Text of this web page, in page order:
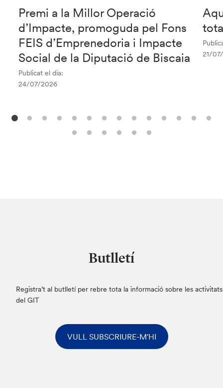
Premi a la Millor Operació
d’Impacte, promoguda pel Fons
FEIS d’Emprenedoria i Impacte
Social de la Diputació de Biscaia
Publicat el dia:
24/07/2026
21/
Butlletí
Registra’t al butlletí per rebre tota la informació sobre les activitats
del GIT
VULL SUBSCRIURE-M'HI